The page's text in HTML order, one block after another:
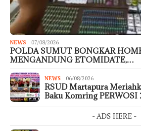
NEWS 07/08/2026
POLDA SUMUT BONGKAR
MENGANDUNG ETOMIDATE,…
NEWS 06/08/2026
RSUD Martapura
Baku Komring
- ADS HERE -